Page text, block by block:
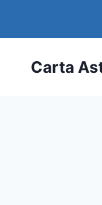
contenido
Carta